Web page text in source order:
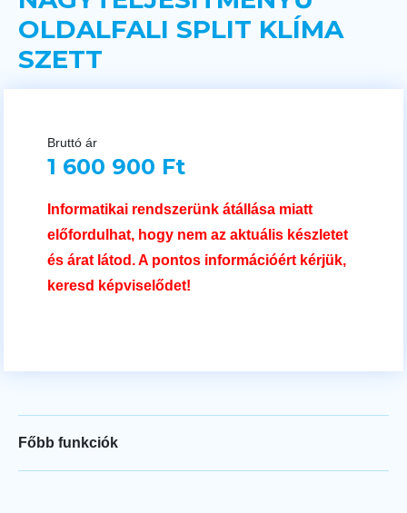
OLDALFALI SPLIT KLÍMA
SZETT
Bruttó ár
1 600 900 Ft
Informatikai rendszerünk átállása miatt
előfordulhat, hogy nem az aktuális készletet
és árat látod. A pontos információért kérjük,
keresd képviselődet!
Főbb funkciók